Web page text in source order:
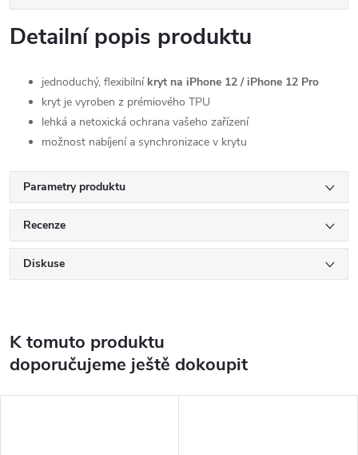
Detailní popis produktu
jednoduchý, flexibilní kryt na iPhone 12 / iPhone 12 Pro
kryt je vyroben z prémiového TPU
lehká a netoxická ochrana vašeho zařízení
možnost nabíjení a synchronizace v krytu
Parametry produktu
Recenze
Diskuse
K tomuto produktu
doporučujeme ještě dokoupit